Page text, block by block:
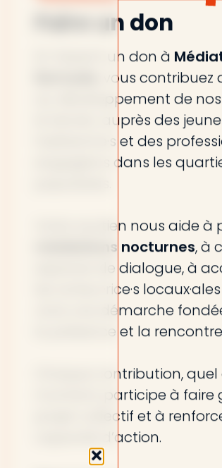
Faire un don
En faisant un don à
, vous
au développement de
le terrain, auprès des
habitant·e·s et des
engagé·e·s dans les
Votre soutien nous aide à
médiations nocturnes, à
espaces de dialogue, à
les acteur·rice·s
vivre une démarche
la présence et la
Chaque contribution,
montant, participe à faire
projet collectif et à
capacité d’action.